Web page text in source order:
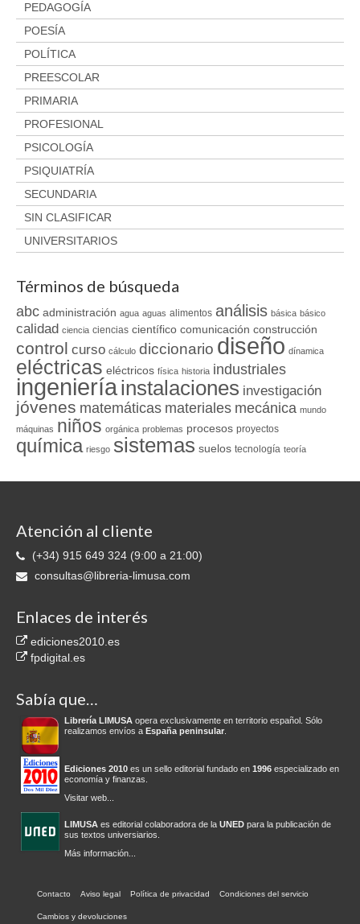
PEDAGOGÍA
POESÍA
POLÍTICA
PREESCOLAR
PRIMARIA
PROFESIONAL
PSICOLOGÍA
PSIQUIATRÍA
SECUNDARIA
SIN CLASIFICAR
UNIVERSITARIOS
Términos de búsqueda
abc administración agua aguas alimentos análisis básica básico
calidad ciencia ciencias científico comunicación construcción
control curso cálculo diccionario diseño dínamica
eléctricas eléctricos física historia industriales
ingenieríainstalaciones investigación
jóvenes matemáticas materiales mecánica mundo
máquinas niños orgánica problemas procesos proyectos
química riesgo sistemas suelos tecnología teoría
Atención al cliente
(+34) 915 649 324 (9:00 a 21:00)
consultas@libreria-limusa.com
Enlaces de interés
ediciones2010.es
fpdigital.es
Sabía que…
Librería LIMUSA opera exclusivamente en territorio español. Sólo
realizamos envíos a España peninsular
Ediciones 2010 es un sello editorial fundado en 1996 especializado en
economía y finanzas.
Visitar web...
LIMUSA es editorial colaboradora de la UNED para la publicación de
sus textos universiarios.
Más información...
Contacto Aviso legal Política de privacidad Condiciones del servicio
Cambios y devoluciones